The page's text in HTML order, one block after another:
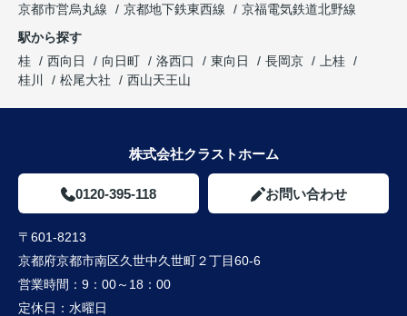
京都市営烏丸線
京都地下鉄東西線
京福電気鉄道北野線
駅から探す
桂
西向日 向日町 洛西口 東向日 長岡京
上桂
桂川
松尾大社 西山天王山
株式会社クラストホーム
0120-395-118 お問い合わせ
〒601-8213
京都府京都市南区久世中久世町２丁目60-6
営業時間： 9：00～18：00
定休日： 水曜日